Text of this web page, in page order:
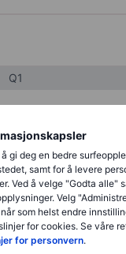
gi deg en bedre
samt for å levere
Ved å velge "Godta alle"
Velg
som helst endre
for cookies. Se våre
for personvern.
Q1